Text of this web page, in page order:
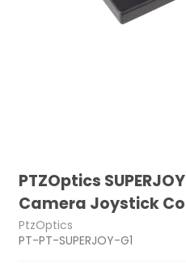
PTZOptics
Camera Joystick
PtzOptics
PT-PT-SUPERJOY-G1